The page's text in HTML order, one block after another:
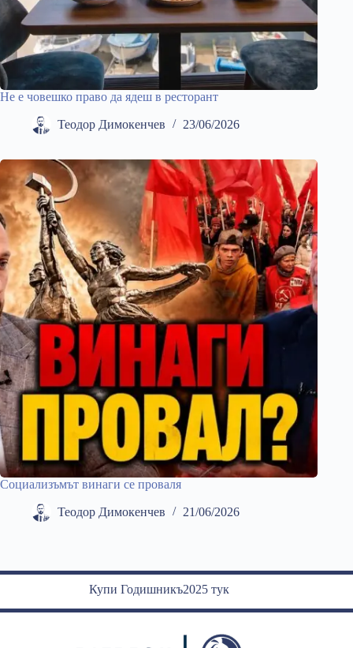
Не е човешко право да ядеш в ресторант
Теодор Димокенчев 23/06/2026
Социализъмът винаги се проваля
Теодор Димокенчев 21/06/2026
Купи Годишникъ2025 тук